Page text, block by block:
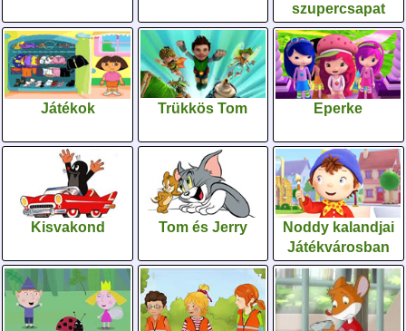
szupercsapat
Játékok Trükkös Tom Eperke
Kisvakond Tom és Jerry
Noddy kalandjai
Játékvárosban